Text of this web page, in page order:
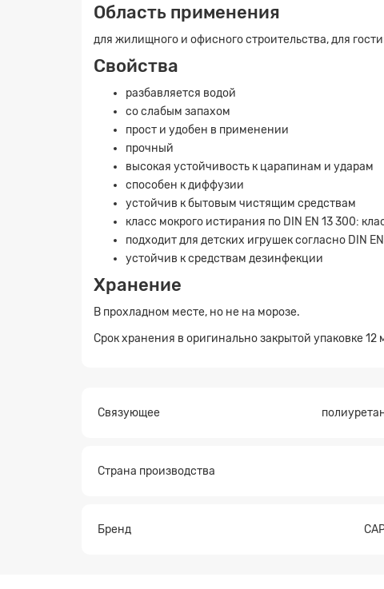
Область применения
для жилищного и офисного строительства, для
Свойства
разбавляется водой
со слабым запахом
прост и удобен в применении
прочный
высокая устойчивость к царапинам и ударам
способен к диффузии
устойчив к бытовым чистящим средствам
класс мокрого истирания по DIN EN 13 300:
подходит для детских игрушек согласно DIN
устойчив к средствам дезинфекции
Хранение
В прохладном месте, но не на морозе.
Срок хранения в оригинально закрытой упаковке 12
Связующее
Страна производства
Бренд
Заявка